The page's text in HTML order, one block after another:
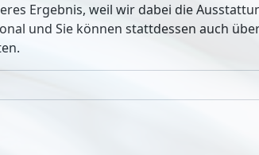
Ergebnis, weil wir dabei die
und Sie können stattdessen auch